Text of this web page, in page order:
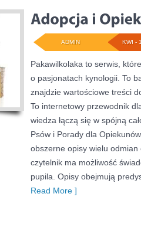
KWI -
ADMIN
Pakawilkolaka to serwis,
o pasjonatach kynologii. To
znajdzie wartościowe treści
To internetowy przewodnik
wiedza łączą się w spójną
Psów i Porady dla
obszerne opisy wielu
czytelnik ma możliwość
pupila. Opisy obejmują
Read More ]